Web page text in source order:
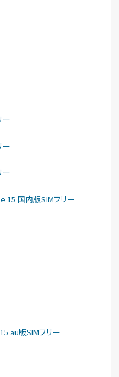
ー
ー
ー
15 国内版SIMフリー
au版SIMフリー